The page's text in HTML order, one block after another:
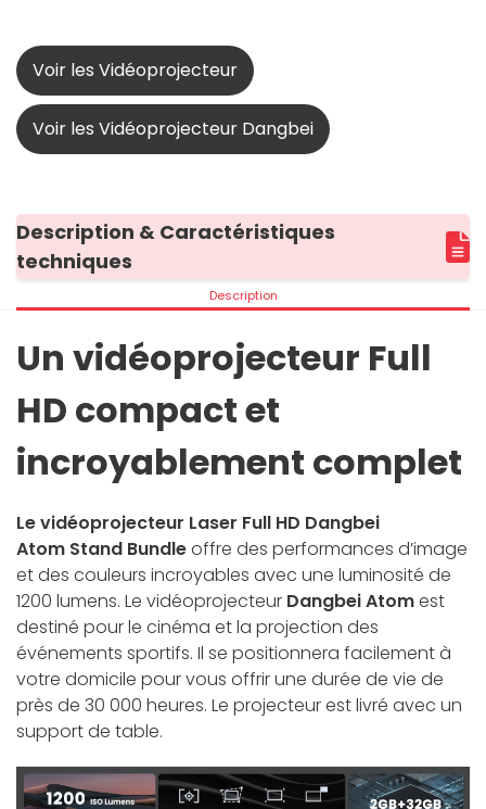
Voir les Vidéoprojecteur
Voir les Vidéoprojecteur Dangbei
Description & Caractéristiques
techniques
Description
Un vidéoprojecteur Full
HD compact et
incroyablement complet
Le vidéoprojecteur Laser Full HD Dangbei
Atom Stand Bundleoffre des performances d’image
et des couleurs incroyables avec une luminosité de
1200 lumens. Le vidéoprojecteur Dangbei Atomest
destiné pour le cinéma et la projection des
événements sportifs. Il se positionnera facilement à
votre domicile pour vous offrir une durée de vie de
près de 30 000 heures. Le projecteur est livré avec un
support de table.